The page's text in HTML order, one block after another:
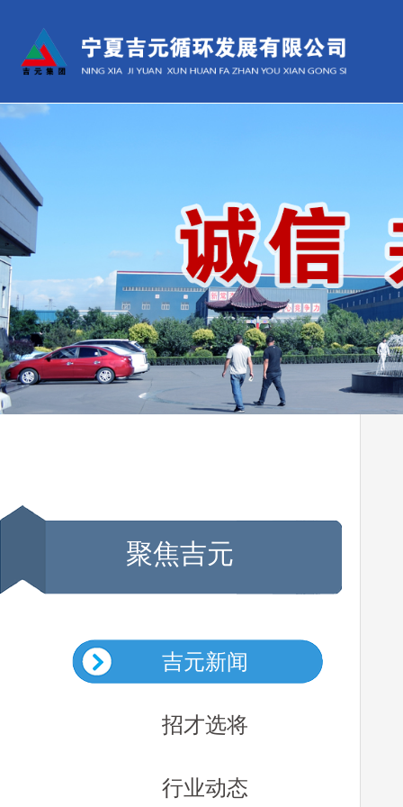
聚焦吉元
吉元新闻
招才选将
行业动态